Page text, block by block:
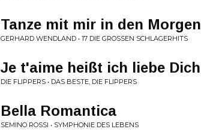
Tanze mit mir in den Morgen
GERHARD WENDLAND • 17 DIE GROSSEN SCHLAGERHITS
Je t'aime heißt ich liebe Dich
DIE FLIPPERS • DAS BESTE, DIE FLIPPERS
Bella Romantica
SEMINO ROSSI • SYMPHONIE DES LEBENS